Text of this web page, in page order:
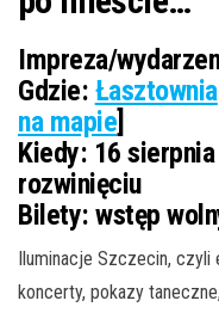
Impreza/
Gdzie: Łasztownia
na mapie]
Kiedy: 16
rozwinięciu
Bilety: wstęp
Iluminacje Szczecin,
koncerty, pokazy